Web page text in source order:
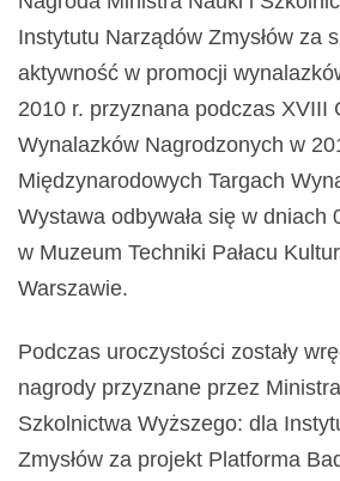
Instytutu Narządów Zmysłów za
aktywność w promocji
2010 r. przyznana podczas XVIII
Wynalazków Nagrodzonych w
Międzynarodowych Targach
Wystawa odbywała się w dniach
w Muzeum Techniki Pałacu
Warszawie.
Podczas uroczystości zostały
nagrody przyznane przez
Szkolnictwa Wyższego: dla
Zmysłów za projekt Platforma